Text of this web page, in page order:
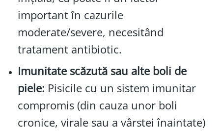
important în cazurile
moderate/severe, necesitând
tratament antibiotic.
Imunitate scăzută sau alte boli de
piele: Pisicile cu un sistem imunitar
compromis (din cauza unor boli
cronice, virale sau a vârstei înaintate)